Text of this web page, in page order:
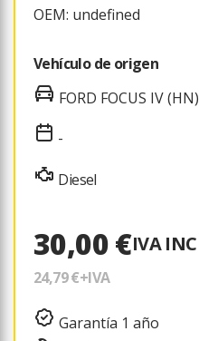
OEM: undefined
Vehículo de origen
FORD FOCUS IV (HN)
-
Diesel
30,00 €IVA INC
24,79 €+IVA
Garantía 1 año